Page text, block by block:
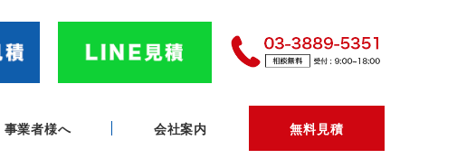
事業者様へ 会社案内 無料見積